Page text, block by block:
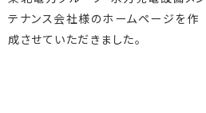
テナンス会社様のホームページを作
成させていただきました。